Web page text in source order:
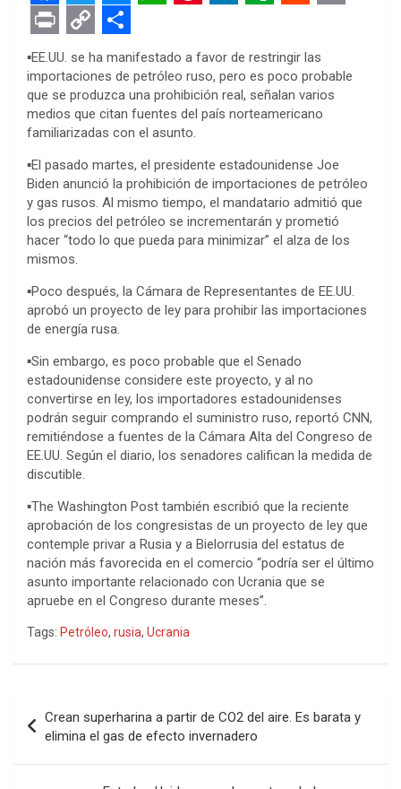
F
a
c
e
b
o
o
k
T
w
i
t
t
e
r
M
e
s
s
e
n
g
e
r
h
a
t
s
A
p
p
i
n
t
e
r
e
s
t
i
n
k
d
I
n
v
e
r
o
t
e
e
d
d
t
m
a
i
P
r
i
n
t
C
o
p
y
L
i
n
k
S
h
a
r
e
▪️EE.UU. se ha manifestado a favor de restringir las
importaciones de petróleo ruso, pero es poco probable
que se produzca una prohibición real, señalan varios
medios que citan fuentes del país norteamericano
familiarizadas con el asunto.
▪️El pasado martes, el presidente estadounidense Joe
Biden anunció la prohibición de importaciones de petróleo
y gas rusos. Al mismo tiempo, el mandatario admitió que
los precios del petróleo se incrementarán y prometió
hacer “todo lo que pueda para minimizar” el alza de los
mismos.
▪️Poco después, la Cámara de Representantes de EE.UU.
aprobó un proyecto de ley para prohibir las importaciones
de energía rusa.
▪️Sin embargo, es poco probable que el Senado
estadounidense considere este proyecto, y al no
convertirse en ley, los importadores estadounidenses
podrán seguir comprando el suministro ruso, reportó CNN,
remitiéndose a fuentes de la Cámara Alta del Congreso de
EE.UU. Según el diario, los senadores califican la medida de
discutible.
▪️The Washington Post también escribió que la reciente
aprobación de los congresistas de un proyecto de ley que
contemple privar a Rusia y a Bielorrusia del estatus de
nación más favorecida en el comercio “podría ser el último
asunto importante relacionado con Ucrania que se
apruebe en el Congreso durante meses”.
Tags: Petróleo, rusia, Ucrania
de
entradas
Crean superharina a partir de CO2 del aire. Es barata y
elimina el gas de efecto invernadero